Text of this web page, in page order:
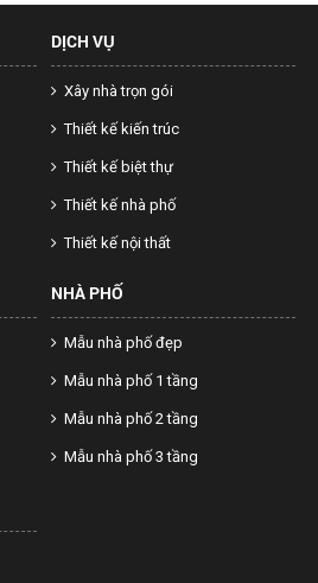
DỊCH VỤ
Xây nhà trọn gói
Thiết kế kiến trúc
Thiết kế biệt thự
Thiết kế nhà phố
Thiết kế nội thất
NHÀ PHỐ
Mẫu nhà phố đẹp
Mẫu nhà phố 1 tầng
Mẫu nhà phố 2 tầng
Mẫu nhà phố 3 tầng